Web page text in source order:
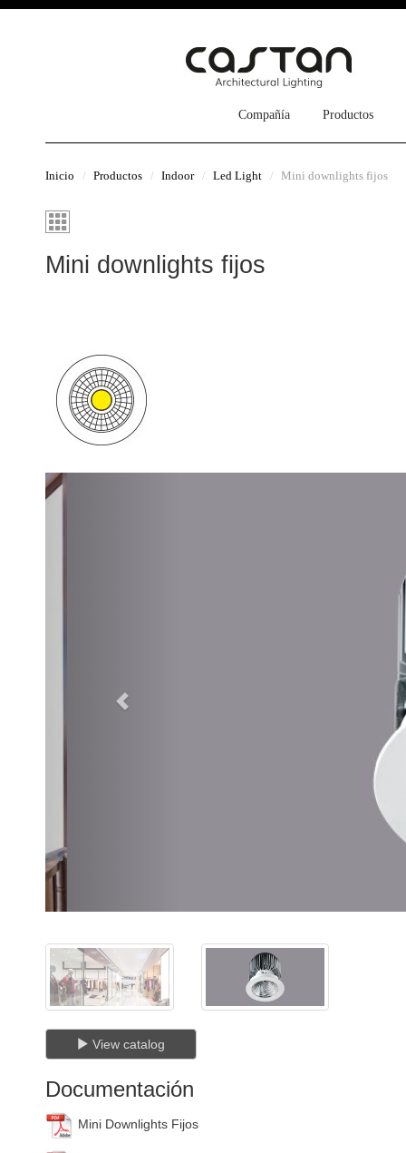
Compañía Productos
Inicio Productos Indoor Led Light Mini downlights fijos
Mini downlights fijos
View catalog
Documentación
Mini Downlights Fijos